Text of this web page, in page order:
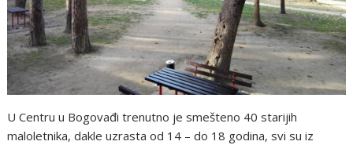
U Centru u Bogovađi trenutno je smešteno 40 starijih
maloletnika, dakle uzrasta od 14 – do 18 godina, svi su iz